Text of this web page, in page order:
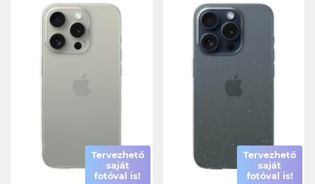
Tervezhető
saját
fotóval is!
Tervezhető
saját
fotóval is!